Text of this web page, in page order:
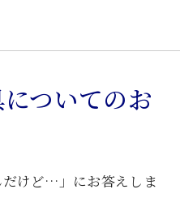
ついてのお
だけど…」にお答えしま